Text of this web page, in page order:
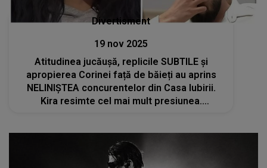
Divertisment
19 nov 2025
Atitudinea jucăușă, replicile SUBTILE și
apropierea Corinei față de băieți au aprins
NELINIȘTEA concurentelor din Casa Iubirii.
Kira resimte cel mai mult presiunea.